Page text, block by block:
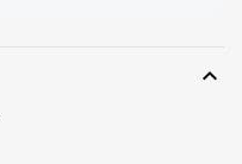
expand_more